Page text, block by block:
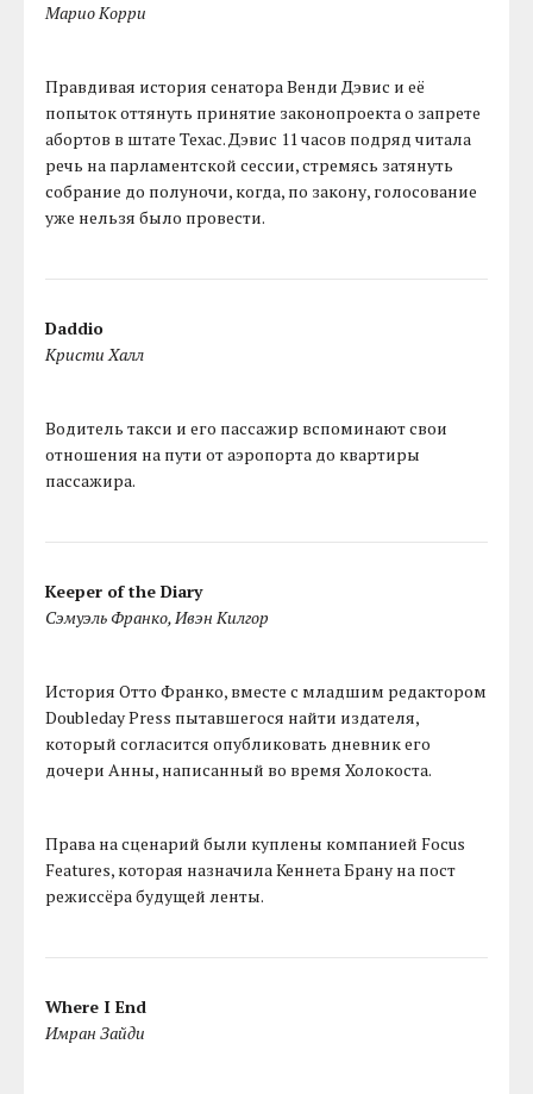
Марио Корри
Правдивая история сенатора Венди Дэвис и её
попыток оттянуть принятие законопроекта о запрете
абортов в штате Техас. Дэвис 11 часов подряд читала
речь на парламентской сессии, стремясь затянуть
собрание до полуночи, когда, по закону, голосование
уже нельзя было провести.
Daddio
Кристи Халл
Водитель такси и его пассажир вспоминают свои
отношения на пути от аэропорта до квартиры
пассажира.
Keeper of the Diary
Сэмуэль Франко, Ивэн Килгор
История Отто Франко, вместе с младшим редактором
Doubleday Press пытавшегося найти издателя,
который согласится опубликовать дневник его
дочери Анны, написанный во время Холокоста.
Права на сценарий были куплены компанией Focus
Features, которая назначила Кеннета Брану на пост
режиссёра будущей ленты.
Where I End
Имран Зайди